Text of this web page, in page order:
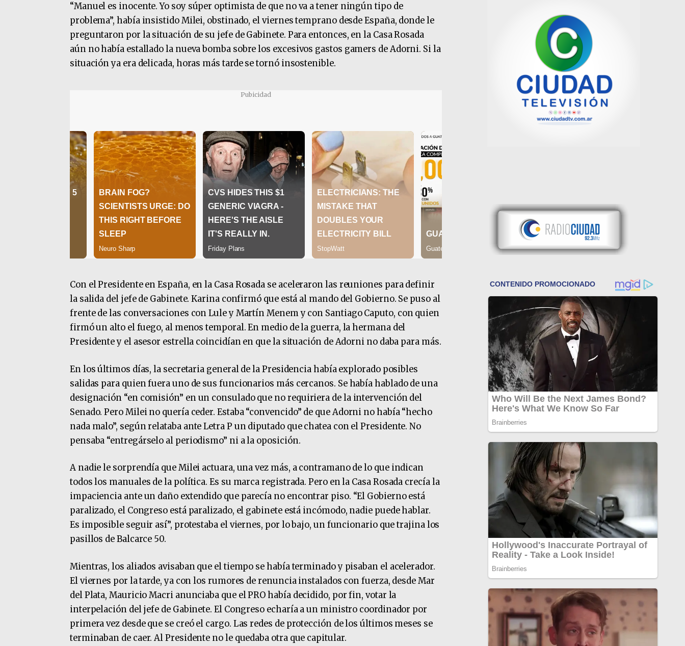
“Manuel es inocente. Yo soy súper optimista de que no va a tener ningún tipo de
problema”, había insistido Milei, obstinado, el viernes temprano desde España, donde le
preguntaron por la situación de su jefe de Gabinete. Para entonces, en la Casa Rosada
aún no había estallado la nueva bomba sobre los excesivos gastos gamers de Adorni. Si la
situación ya era delicada, horas más tarde se tornó insostenible.
Pubicidad
Con el Presidente en España, en la Casa Rosada se aceleraron las reuniones para definir
la salida del jefe de Gabinete. Karina confirmó que está al mando del Gobierno. Se puso al
frente de las conversaciones con Lule y Martín Menem y con Santiago Caputo, con quien
firmó un alto el fuego, al menos temporal. En medio de la guerra, la hermana del
Presidente y el asesor estrella coincidían en que la situación de Adorni no daba para más.
En los últimos días, la secretaria general de la Presidencia había explorado posibles
salidas para quien fuera uno de sus funcionarios más cercanos. Se había hablado de una
designación “en comisión” en un consulado que no requiriera de la intervención del
Senado. Pero Milei no quería ceder. Estaba “convencido” de que Adorni no había “hecho
nada malo”, según relataba ante Letra P un diputado que chatea con el Presidente. No
pensaba “entregárselo al periodismo” ni a la oposición.
A nadie le sorprendía que Milei actuara, una vez más, a contramano de lo que indican
todos los manuales de la política. Es su marca registrada. Pero en la Casa Rosada crecía la
impaciencia ante un daño extendido que parecía no encontrar piso. “El Gobierno está
paralizado, el Congreso está paralizado, el gabinete está incómodo, nadie puede hablar.
Es imposible seguir así”, protestaba el viernes, por lo bajo, un funcionario que trajina los
pasillos de Balcarce 50.
Mientras, los aliados avisaban que el tiempo se había terminado y pisaban el acelerador.
El viernes por la tarde, ya con los rumores de renuncia instalados con fuerza, desde Mar
del Plata, Mauricio Macri anunciaba que el PRO había decidido, por fin, votar la
interpelación del jefe de Gabinete. El Congreso echaría a un ministro coordinador por
primera vez desde que se creó el cargo. Las redes de protección de los últimos meses se
terminaban de caer. Al Presidente no le quedaba otra que capitular.